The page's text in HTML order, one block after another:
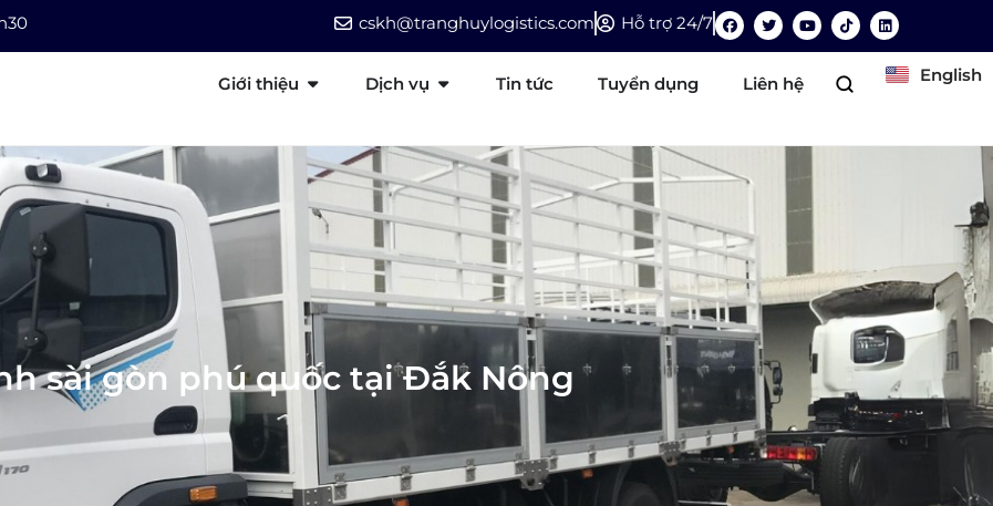
cskh@tranghuylogistics.com Hỗ trợ 24/7
Giới thiệu Dịch vụ Tin tức Tuyển dụng Liên hệ English
sài gòn phú quốc tại Đắk Nông